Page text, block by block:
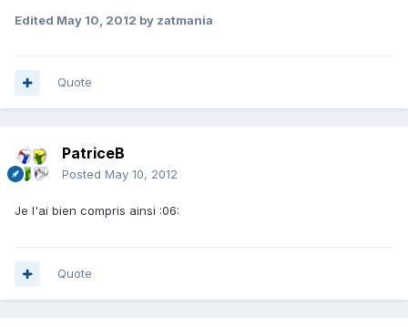
Edited May 10, 2012 by zatmania
Quote
PatriceB
Posted May 10, 2012
Je l'ai bien compris ainsi :06:
Quote